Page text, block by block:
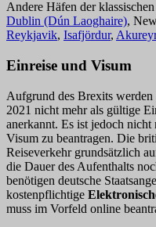
Andere Häfen der
Dublin (Dún Laoghaire),
Reykjavik, Isafjördur,
Einreise und Visum
Aufgrund des Brexits werden
2021 nicht mehr als gültige
anerkannt. Es ist jedoch nicht
Visum zu beantragen. Die
Reiseverkehr grundsätzlich
die Dauer des Aufenthalts
benötigen deutsche
kostenpflichtige
muss im Vorfeld online